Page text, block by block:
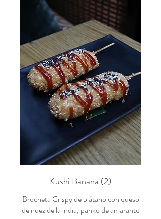
Kushi Banana (2)
Brocheta Crispy de plátano con queso
de nuez de la india, panko de amaranto